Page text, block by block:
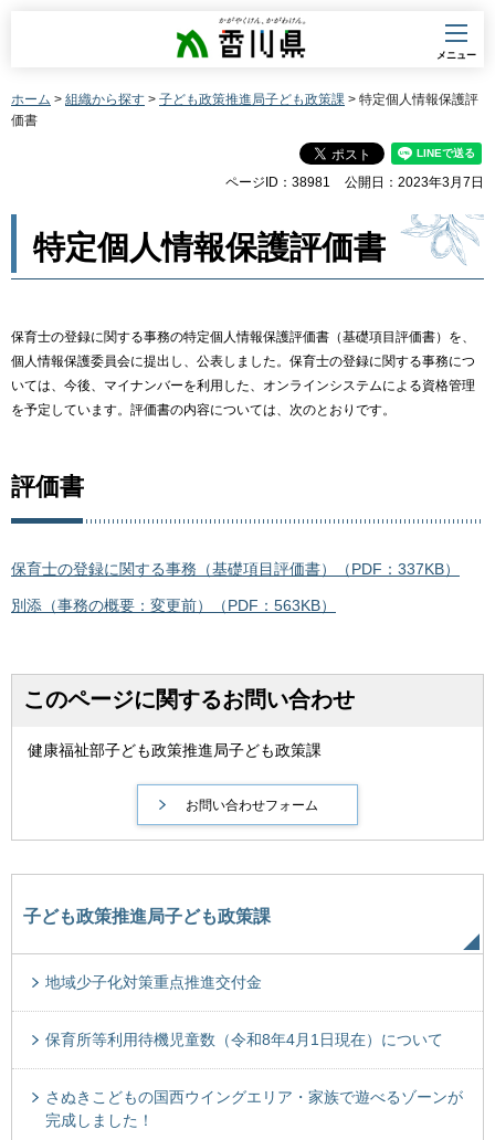
香川県
メニュー
ホーム > 組織から探す > 子ども政策推進局子ども政策課 > 特定個人情報保護評
価書
ページID：38981 公開日：2023年3月7日
特定個人情報保護評価書
保育士の登録に関する事務の特定個人情報保護評価書（基礎項目評価書）を、
個人情報保護委員会に提出し、公表しました。保育士の登録に関する事務につ
いては、今後、マイナンバーを利用した、オンラインシステムによる資格管理
を予定しています。評価書の内容については、次のとおりです。
評価書
保育士の登録に関する事務（基礎項目評価書）（PDF：337KB）
別添（事務の概要：変更前）（PDF：563KB）
このページに関するお問い合わせ
健康福祉部子ども政策推進局子ども政策課
子ども政策推進局子ども政策課
地域少子化対策重点推進交付金
保育所等利用待機児童数（令和8年4月1日現在）について
さぬきこどもの国西ウイングエリア・家族で遊べるゾーンが
完成しました！